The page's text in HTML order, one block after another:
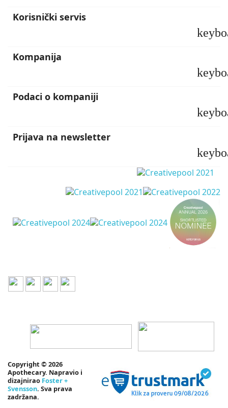
Korisnički servis
Kompanija
Podaci o kompaniji
Prijava na newsletter
Copyright © 2026
Apothecary. Napravio i
dizajnirao Foster +
Svensson. Sva prava
zadržana.